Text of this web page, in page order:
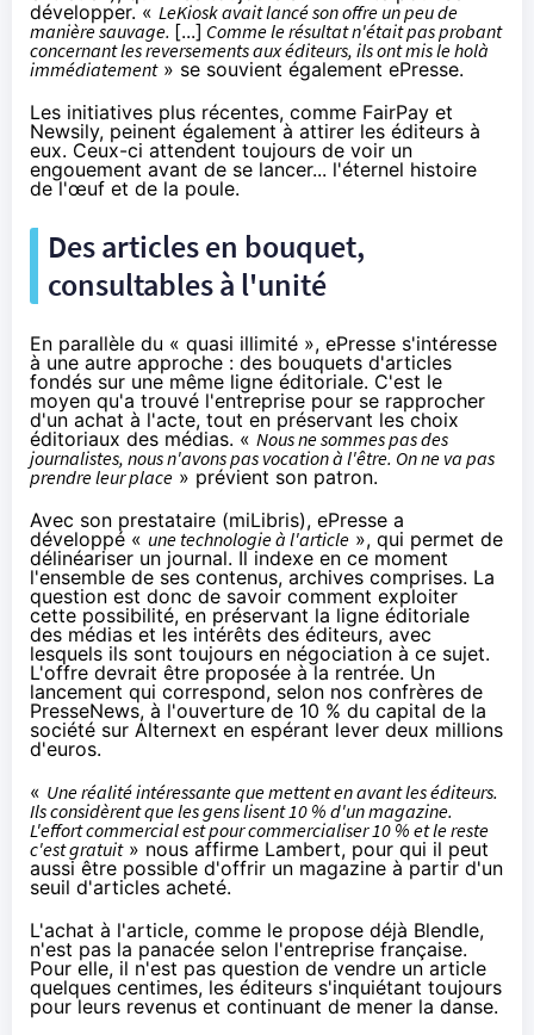
développer. « LeKiosk avait lancé son offre un peu de
manière sauvage. [...] Comme le résultat n'était pas probant
concernant les reversements aux éditeurs, ils ont mis le holà
immédiatement» se souvient également ePresse.
Les initiatives plus récentes, comme FairPay et
Newsily, peinent également à attirer les éditeurs à
eux. Ceux-ci attendent toujours de voir un
engouement avant de se lancer... l'éternel histoire
de l'œuf et de la poule.
Des articles en bouquet,
consultables à l'unité
En parallèle du « quasi illimité », ePresse s'intéresse
à une autre approche : des bouquets d'articles
fondés sur une même ligne éditoriale. C'est le
moyen qu'a trouvé l'entreprise pour se rapprocher
d'un achat à l'acte, tout en préservant les choix
éditoriaux des médias. « Nous ne sommes pas des
journalistes, nous n'avons pas vocation à l'être. On ne va pas
prendre leur place » prévient son patron.
Avec son prestataire (miLibris), ePresse a
développé « une technologie à l'article », qui permet de
délinéariser un journal. Il indexe en ce moment
l'ensemble de ses contenus, archives comprises. La
question est donc de savoir comment exploiter
cette possibilité, en préservant la ligne éditoriale
des médias et les intérêts des éditeurs, avec
lesquels ils sont toujours en négociation à ce sujet.
L'offre devrait être proposée à la rentrée. Un
lancement qui correspond, selon nos confrères de
PresseNews, à l'ouverture de 10 % du capital de la
société sur Alternext en espérant lever deux millions
d'euros.
« Une réalité intéressante que mettent en avant les éditeurs.
Ils considèrent que les gens lisent 10 % d'un magazine.
L'effort commercial est pour commercialiser 10 % et le reste
c'est gratuit» nous affirme Lambert, pour qui il peut
aussi être possible d'offrir un magazine à partir d'un
seuil d'articles acheté.
L'achat à l'article, comme le propose déjà Blendle,
n'est pas la panacée selon l'entreprise française.
Pour elle, il n'est pas question de vendre un article
quelques centimes, les éditeurs s'inquiétant toujours
pour leurs revenus et continuant de mener la danse.